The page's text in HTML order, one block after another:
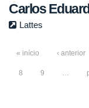
Carlos
Lattes
« início ‹ anterior
8 9 …